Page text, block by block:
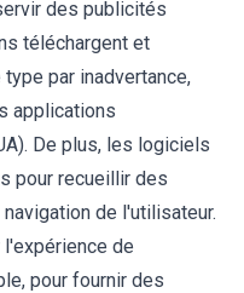
des publicités
téléchargent et
par inadvertance,
applications
De plus, les logiciels
pour recueillir des
de l'utilisateur.
de
pour fournir des